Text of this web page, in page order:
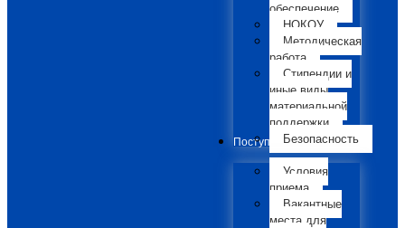
обеспечение
НОКОУ
Методическая
работа
Стипендии и
иные виды
материальной
поддержки
Безопасность
Поступающим
Условия
приема
Вакантные
места для